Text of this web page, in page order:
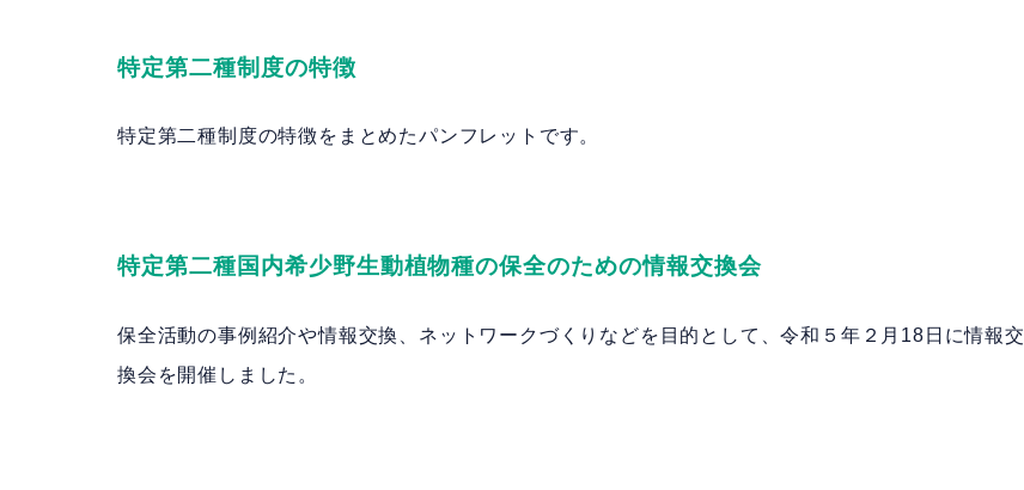
特定第二種制度の特徴
特定第二種制度の特徴をまとめたパンフレットです。
特定第二種国内希少野生動植物種の保全のための情報交換会
保全活動の事例紹介や情報交換、ネットワークづくりなどを目的として、令和５年２月18日に情報交
換会を開催しました。